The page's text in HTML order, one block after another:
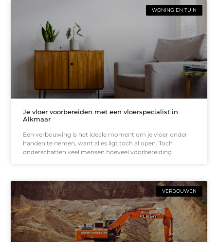
WONING EN TUIN
Je vloer voorbereiden met een vloerspecialist in
Alkmaar
Een verbouwing is het ideale moment om je vloer onder
handen te nemen, want alles ligt toch al open. Toch
onderschatten veel mensen hoeveel voorbereiding
VERBOUWEN